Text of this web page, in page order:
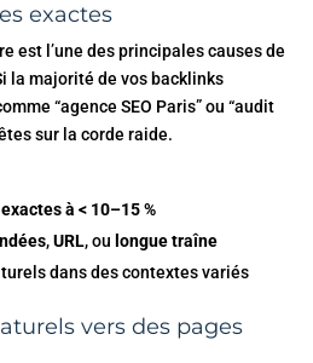
exactes
est l’une des principales causes de
la majorité de vos backlinks
“agence SEO Paris” ou “audit
sur la corde raide.
à < 10–15 %
,URL, ou longue traîne
dans des contextes variés
vers des pages